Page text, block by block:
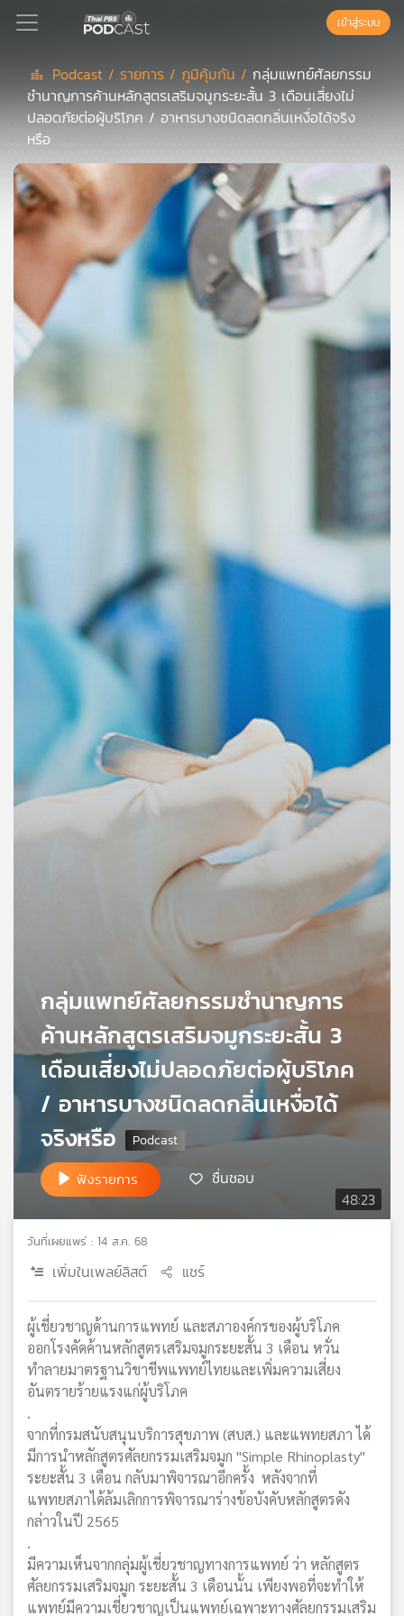
Podcast
เพล
ย์
ลิ
สต์
แนะนำ
เพล
ลิ
สต์
บทความ
ข่าว
แผนที่
เครือ
เข้าสู่ระบบ
Podcast / รายการ /ภูมิคุ้มกัน / กลุ่มแพทย์ศัลยกรรม
ชำนาญการค้านหลักสูตรเสริมจมูกระยะสั้น 3 เดือนเสี่ยงไม่
ปลอดภัยต่อผู้บริโภค / อาหารบางชนิดลดกลิ่นเหงื่อได้จริง
หรือ
48:23
กลุ่มแพทย์ศัลยกรรมชำนาญการ
ค้านหลักสูตรเสริมจมูกระยะสั้น 3
เดือนเสี่ยงไม่ปลอดภัยต่อผู้บริโภค
/ อาหารบางชนิดลดกลิ่นเหงื่อได้
จริงหรือ
ฟังรายการ ชื่นชอบ
วันที่เผยแพร่ : 14 ส.ค. 68
เพิ่มในเพลย์ลิสต์ แชร์
ผู้เชี่ยวชาญด้านการแพทย์ และสภาองค์กรของผู้บริโภค
ออกโรงคัดค้านหลักสูตรเสริมจมูกระยะสั้น 3 เดือน หวั่น
ทำลายมาตรฐานวิชาชีพแพทย์ไทยและเพิ่มความเสี่ยง
อันตรายร้ายแรงแก่ผู้บริโภค
.
จากที่กรมสนับสนุนบริการสุขภาพ (สบส.) และแพทยสภา ได้
มีการนำหลักสูตรศัลยกรรมเสริมจมูก "Simple Rhinoplasty"
ระยะสั้น 3 เดือน กลับมาพิจารณาอีกครั้ง หลังจากที่
แพทยสภาได้ล้มเลิกการพิจารณาร่างข้อบังคับหลักสูตรดัง
กล่าวในปี 2565
.
มีความเห็นจากกลุ่มผู้เชี่ยวชาญทางการแพทย์ ว่า หลักสูตร
ศัลยกรรมเสริมจมูก ระยะสั้น 3 เดือนนั้น เพียงพอที่จะทำให้
แพทย์มีความเชี่ยวชาญเป็นแพทย์เฉพาะทางศัลยกรรมเสริม